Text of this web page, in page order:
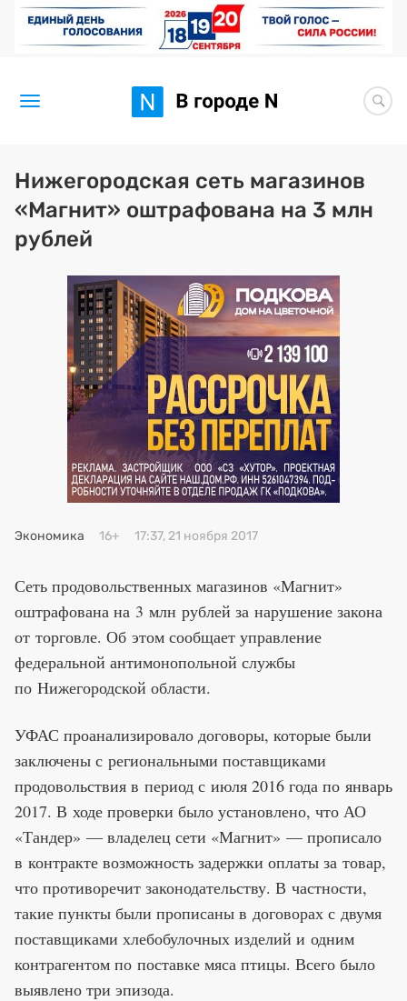
Новости
Статьи
BORЩ
Искусство исцелять
Премия 2026 (текущая)
Премия 2025
Эксперты
Нижегородская сеть магазинов
«Магнит» оштрафована на 3 млн
рублей
Экономика 16+ 17:37, 21 ноября 2017
Сеть продовольственных магазинов «Магнит»
оштрафована на 3 млн рублей за нарушение закона
от торговле. Об этом сообщает управление
федеральной антимонопольной службы
по Нижегородской области.
УФАС проанализировало договоры, которые были
заключены с региональными поставщиками
продовольствия в период с июля 2016 года по январь
2017. В ходе проверки было установлено, что АО
«Тандер» — владелец сети «Магнит» — прописало
в контракте возможность задержки оплаты за товар,
что противоречит законодательству. В частности,
такие пункты были прописаны в договорах с двумя
поставщиками хлебобулочных изделий и одним
контрагентом по поставке мяса птицы. Всего было
выявлено три эпизода.